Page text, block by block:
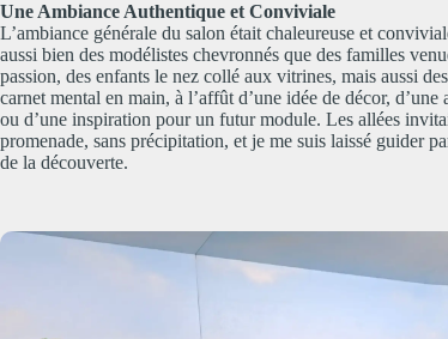
Une Ambiance Authentique et Conviviale
L’ambiance générale du salon était chaleureuse et
aussi bien des modélistes chevronnés que des familles
passion, des enfants le nez collé aux vitrines, mais aussi
carnet mental en main, à l’affût d’une idée de décor, d’une
ou d’une inspiration pour un futur module. Les allées
promenade, sans précipitation, et je me suis laissé guider
de la découverte.